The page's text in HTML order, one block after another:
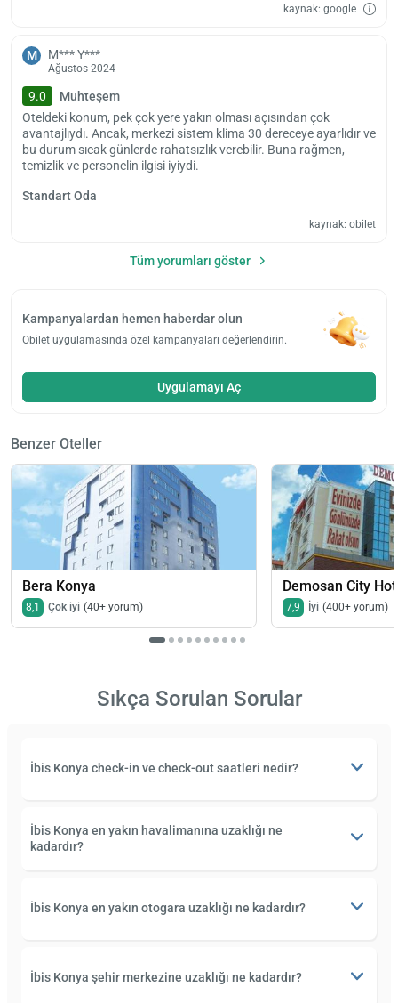
kaynak: google
M M*** Y***
Ağustos 2024
9.0
Muhteşem
Oteldeki konum, pek çok yere yakın olması açısından çok
avantajlıydı. Ancak, merkezi sistem klima 30 dereceye ayarlıdır ve
bu durum sıcak günlerde rahatsızlık verebilir. Buna rağmen,
temizlik ve personelin ilgisi iyiydi.
Standart Oda
kaynak: obilet
Tüm yorumları göster
Kampanyalardan hemen haberdar olun
Obilet uygulamasında özel kampanyaları değerlendirin.
Uygulamayı Aç
Benzer Oteller
Bera Konya
8,1 Çok iyi (40+ yorum)
Demosan City
7,9 İyi (400+ yorum)
Sıkça Sorulan Sorular
İbis Konya check-in ve check-out saatleri nedir?
İbis Konya en yakın havalimanına uzaklığı ne
kadardır?
İbis Konya en yakın otogara uzaklığı ne kadardır?
İbis Konya şehir merkezine uzaklığı ne kadardır?